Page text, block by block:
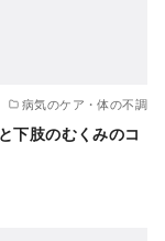
病気のケア・体の不調
下肢のむくみのコ